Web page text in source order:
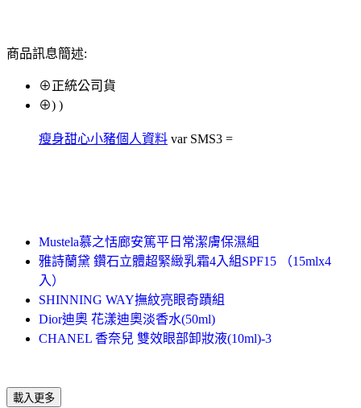
商品訊息簡述:
⊕正統公司貨
⊕) )
瘦身甜心小豬個人資料 var SMS3 =
Mustela慕之恬廊安篤平日常潔膚保濕組
雅詩蘭黛 鑽石立體超緊緻乳霜4入組SPF15 （15mlx4
入）
SHINNING WAY撫紋亮眼奇蹟組
Dior迪奧 花漾迪奧淡香水(50ml)
CHANEL 香奈兒 雙效眼部卸妝液(10ml)-3
載入更多